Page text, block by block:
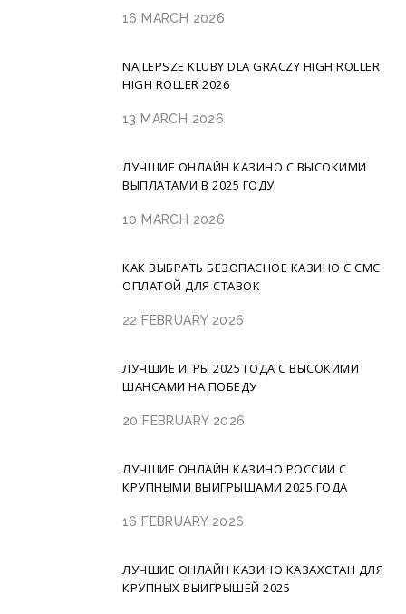
16 MARCH 2026
NAJLEPSZE KLUBY DLA GRACZY HIGH ROLLER
HIGH ROLLER 2026
13 MARCH 2026
ЛУЧШИЕ ОНЛАЙН КАЗИНО С ВЫСОКИМИ
ВЫПЛАТАМИ В 2025 ГОДУ
10 MARCH 2026
КАК ВЫБРАТЬ БЕЗОПАСНОЕ КАЗИНО С СМС
ОПЛАТОЙ ДЛЯ СТАВОК
22 FEBRUARY 2026
ЛУЧШИЕ ИГРЫ 2025 ГОДА С ВЫСОКИМИ
ШАНСАМИ НА ПОБЕДУ
20 FEBRUARY 2026
ЛУЧШИЕ ОНЛАЙН КАЗИНО РОССИИ С
КРУПНЫМИ ВЫИГРЫШАМИ 2025 ГОДА
16 FEBRUARY 2026
ЛУЧШИЕ ОНЛАЙН КАЗИНО КАЗАХСТАН ДЛЯ
КРУПНЫХ ВЫИГРЫШЕЙ 2025